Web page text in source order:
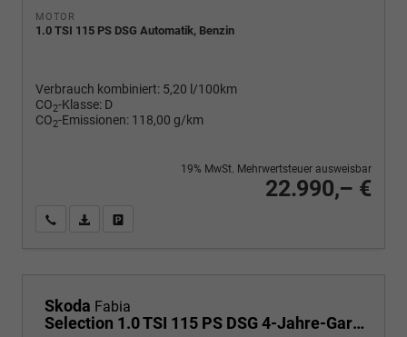
MOTOR
1.0 TSI 115 PS DSG Automatik, Benzin
Verbrauch kombiniert: 5,20 l/100km
CO2-Klasse: D
CO2-Emissionen: 118,00 g/km
22.990,– €
19% MwSt. Mehrwertsteuer ausweisbar
Wir rufen Sie anPDF-Fahrzeugexposé drucken
Skoda Fabia
Selection 1.0 TSI 115 PS DSG 4-Jahre-Garantie-AppleCarPlay-AndroidAuto-LED-2x PDC-Rückfahrkamera-Sitzheizung-DAB-Klima-Tempomat